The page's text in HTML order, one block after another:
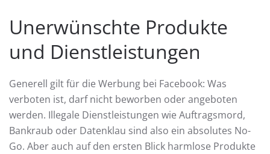
Unerwünschte Produkte
und Dienstleistungen
Generell gilt für die Werbung bei Facebook: Was
verboten ist, darf nicht beworben oder angeboten
werden. Illegale Dienstleistungen wie Auftragsmord,
Bankraub oder Datenklau sind also ein absolutes No-
Go. Aber auch auf den ersten Blick harmlose Produkte